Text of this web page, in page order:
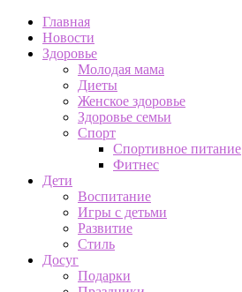
Главная
Новости
Здоровье
Молодая мама
Диеты
Женское здоровье
Здоровье семьи
Спорт
Спортивное питание
Фитнес
Дети
Воспитание
Игры с детьми
Развитие
Стиль
Досуг
Подарки